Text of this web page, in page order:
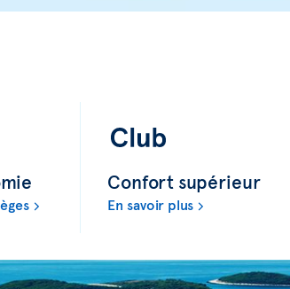
Confort supérieur
En savoir plus